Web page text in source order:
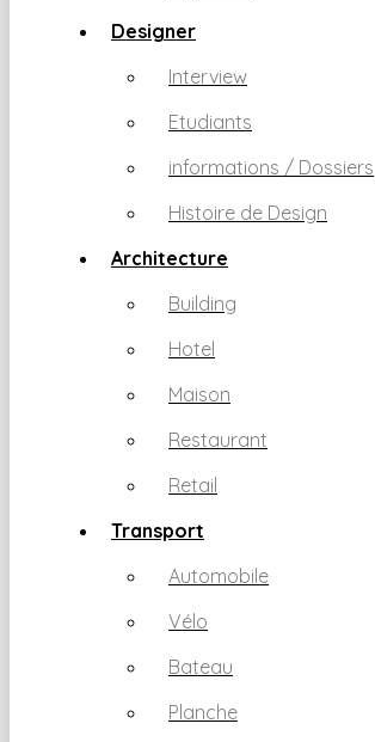
Designer
Interview
Etudiants
informations / Dossiers
Histoire de Design
Architecture
Building
Hotel
Maison
Restaurant
Retail
Transport
Automobile
Vélo
Bateau
Planche